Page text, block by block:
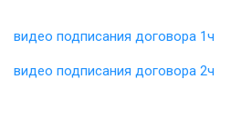
видео подписания договора 1ч
видео подписания договора 2ч